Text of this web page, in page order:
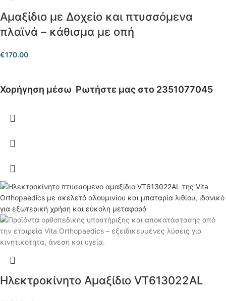
Αμαξίδιο με Δοχείο και πτυσσόμενα
πλαϊνά – κάθισμα με οπή
€170.00
Χορήγηση μέσω Ρωτήστε μας στο 2351077045
Ηλεκτροκίνητο Αμαξίδιο VT613022AL